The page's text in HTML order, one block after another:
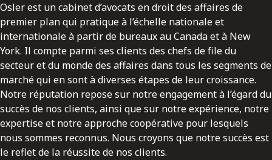
Osler est un cabinet d’avocats en droit des affaires de
premier plan qui pratique à l’échelle nationale et
internationale à partir de bureaux au Canada et à New
York. Il compte parmi ses clients des chefs de file du
secteur et du monde des affaires dans tous les segments de
marché qui en sont à diverses étapes de leur croissance.
Notre réputation repose sur notre engagement à l’égard du
succès de nos clients, ainsi que sur notre expérience, notre
expertise et notre approche coopérative pour lesquels
nous sommes reconnus. Nous croyons que notre succès est
le reflet de la réussite de nos clients.